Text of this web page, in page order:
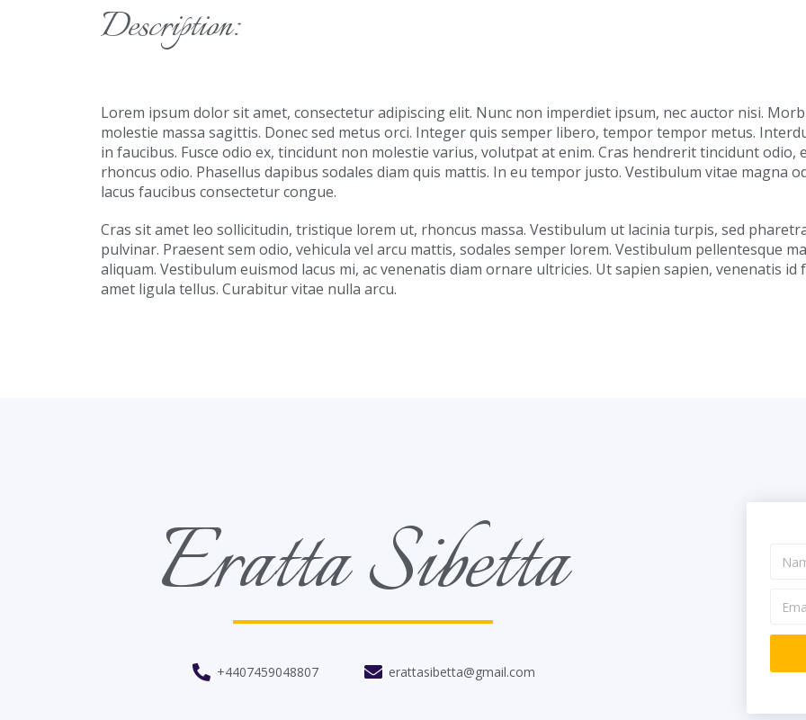
Description:
Lorem ipsum dolor sit amet, consectetur adipiscing elit. Nunc non imperdiet ipsum, nec auctor nisi.
molestie massa sagittis. Donec sed metus orci. Integer quis semper libero, tempor tempor metus.
in faucibus. Fusce odio ex, tincidunt non molestie varius, volutpat at enim. Cras hendrerit tincidunt odio,
rhoncus odio. Phasellus dapibus sodales diam quis mattis. In eu tempor justo. Vestibulum vitae magna
lacus faucibus consectetur congue.
Cras sit amet leo sollicitudin, tristique lorem ut, rhoncus massa. Vestibulum ut lacinia turpis, sed
pulvinar. Praesent sem odio, vehicula vel arcu mattis, sodales semper lorem. Vestibulum pellentesque
aliquam. Vestibulum euismod lacus mi, ac venenatis diam ornare ultricies. Ut sapien sapien, venenatis
amet ligula tellus. Curabitur vitae nulla arcu.
Eratta Sibetta
+4407459048807 erattasibetta@gmail.com